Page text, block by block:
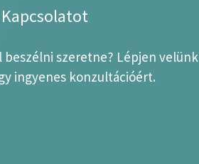
szeretne? Lépjen velünk
ingyenes konzultációért.